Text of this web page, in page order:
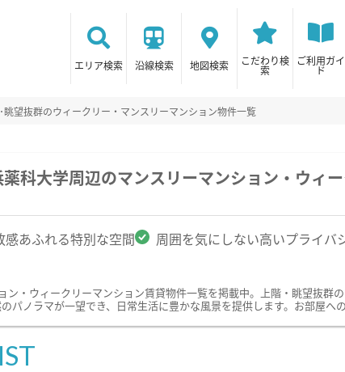
エリア検索 沿線検索 地図検索 こだわり検
索
ご利用ガイ
ド
･眺望抜群のウィークリー・マンスリーマンション物件一覧
科大学周辺のマンスリーマンション・ウィ
感あふれる特別な空間 周囲を気にしない高いプライバ
・ウィークリーマンション賃貸物件一覧を掲載中。上階・眺望抜群
パノラマが一望でき、日常生活に豊かな風景を提供します。お部屋へ